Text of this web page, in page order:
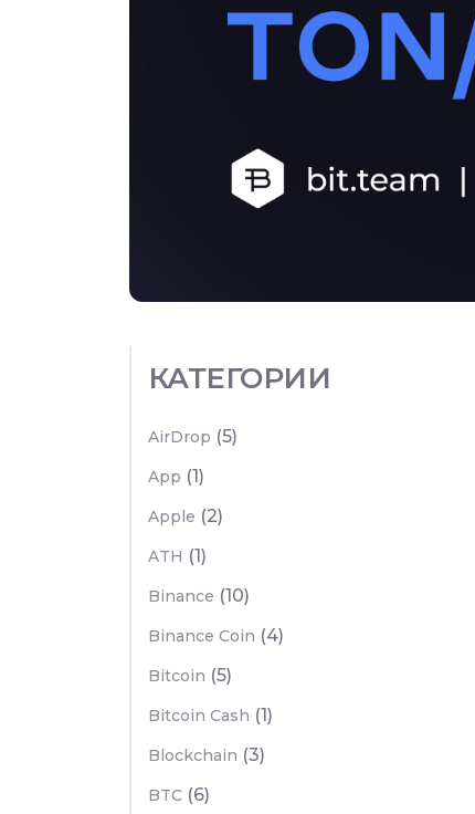
КАТЕГОРИИ
AirDrop (5)
App (1)
Apple (2)
ATH (1)
Binance (10)
Binance Coin (4)
Bitcoin (5)
Bitcoin Cash (1)
Blockchain (3)
BTC (6)